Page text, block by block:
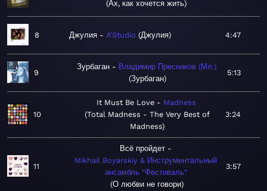
Ах, как хочется жить
8 Джулия A'Studio Джулия 4:47
9
Зурбаган
Владимир Пресняков (Мл.)
Зурбаган
5:13
10
It Must Be Love
Madness
Total Madness - The Very Best of
Madness
3:24
11
Всё пройдет
Mikhail Boyarskiy & Инструментальный
ансамбль "Фестиваль"
О любви не говори
3:57